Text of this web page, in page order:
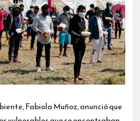
Fabiola Muñoz, anunció que